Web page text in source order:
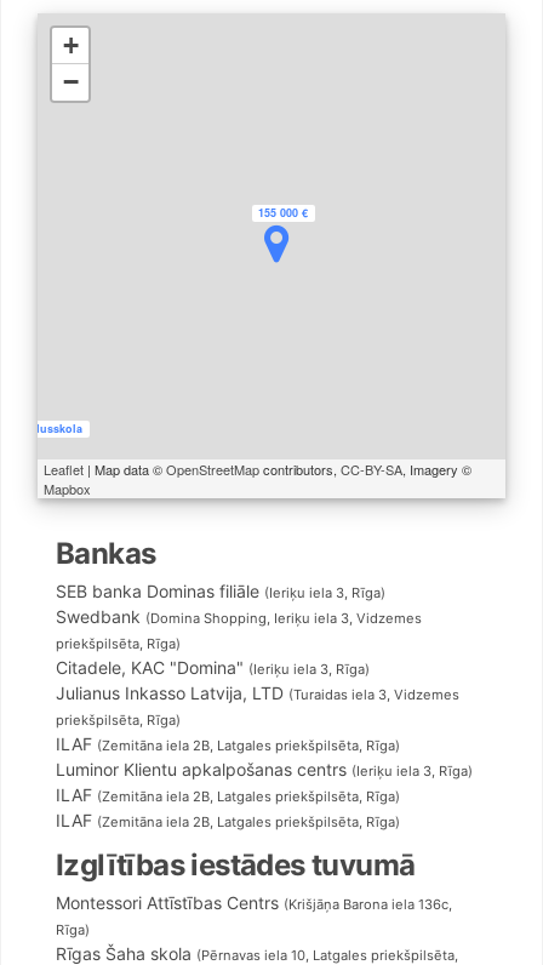
155 000 €
Yamaha Mūzikas skola centrs
vidusskola
Aleksandra
Veselibas centrs 4 , SIA, Dokt
Willow Med SIA
Willow Med SIA
+
−
Leaflet | Map data ©OpenStreetMapcontributors, CC-BY-SA, Imagery ©
Mapbox
Bankas
SEB banka Dominas filiāle (Ieriķu iela 3, Rīga)
Swedbank (Domina Shopping, Ieriķu iela 3, Vidzemes
priekšpilsēta, Rīga)
Citadele, KAC "Domina" (Ieriķu iela 3, Rīga)
Julianus Inkasso Latvija, LTD (Turaidas iela 3, Vidzemes
priekšpilsēta, Rīga)
ILAF (Zemitāna iela 2B, Latgales priekšpilsēta, Rīga)
Luminor Klientu apkalpošanas centrs (Ieriķu iela 3, Rīga)
ILAF (Zemitāna iela 2B, Latgales priekšpilsēta, Rīga)
ILAF (Zemitāna iela 2B, Latgales priekšpilsēta, Rīga)
Izglītības iestādes tuvumā
Montessori Attīstības Centrs (Krišjāņa Barona iela 136c,
Rīga)
Rīgas Šaha skola (Pērnavas iela 10, Latgales priekšpilsēta,